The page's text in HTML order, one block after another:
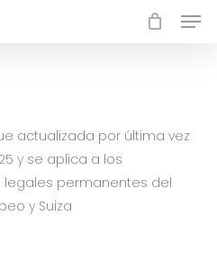
actualizada por última vez
y se aplica a los
permanentes del
y Suiza